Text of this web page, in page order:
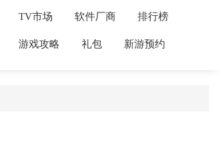
TV市场 软件厂商 排行榜
游戏攻略 礼包 新游预约